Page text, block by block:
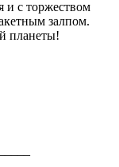
и с торжеством
залпом.
планеты!